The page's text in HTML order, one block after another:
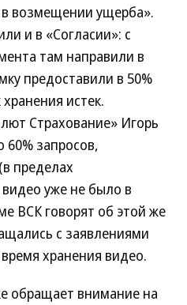
возмещении ущерба».
и в «Согласии»: с
там направили в
предоставили в 50%
истек.
Страхование» Игорь
60% запросов,
пределах
уже не было в
ВСК говорят об этой же
с заявлениями
хранения видео.
обращает внимание на